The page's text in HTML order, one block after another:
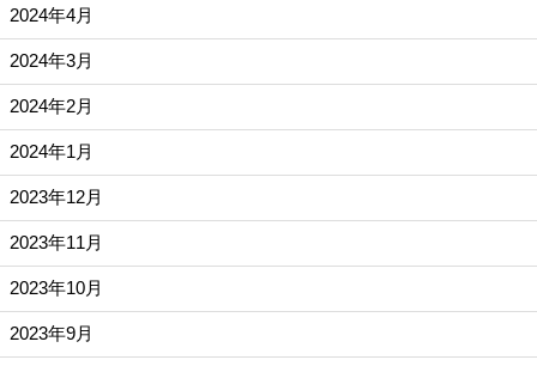
2024年4月
2024年3月
2024年2月
2024年1月
2023年12月
2023年11月
2023年10月
2023年9月